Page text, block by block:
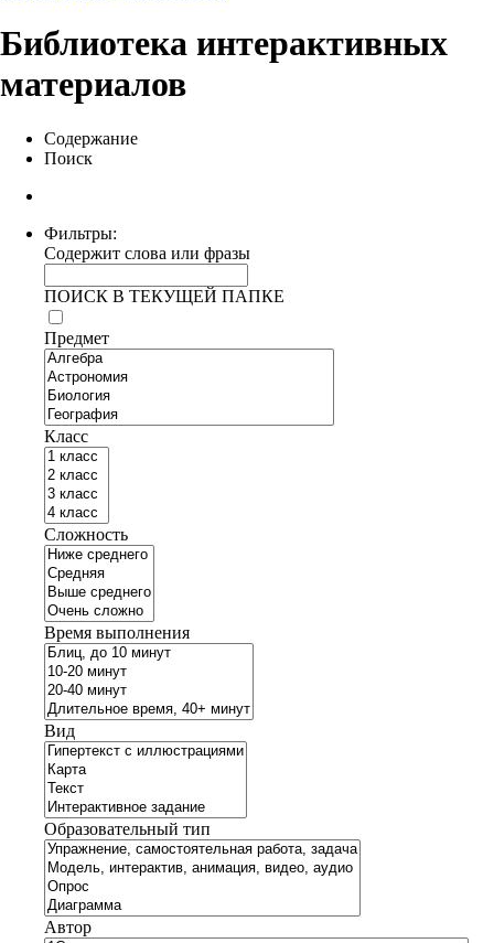
Библиотека интерактивных
материалов
Содержание
Поиск
Фильтры:
Содержит слова или фразы
ПОИСК В ТЕКУЩЕЙ ПАПКЕ
Предмет
Класс
Сложность
Время выполнения
Вид
Образовательный тип
Автор